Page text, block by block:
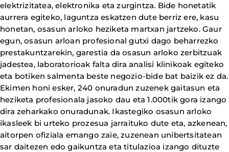
elektrizitatea, elektronika eta zurgintza. Bide honetatik
aurrera egiteko, laguntza eskatzen dute berriz ere, kasu
honetan, osasun arloko heziketa martxan jartzeko. Gaur
egun, osasun arloan profesional gutxi dago beharrezko
prestakuntzarekin, garestia da osasun arloko zerbitzuak
jadestea, laboratorioak falta dira analisi klinikoak egiteko
eta botiken salmenta beste negozio-bide bat baizik ez da.
Ekimen honi esker, 240 onuradun zuzenek gaitasun eta
heziketa profesionala jasoko dau eta 1.000tik gora izango
dira zeharkako onuradunak. Ikastegiko osasun arloko
ikasleek bi urteko prozesua jarraituko dute eta, azkenean,
aitorpen ofiziala emango zaie, zuzenean unibertsitatean
sar daitezen edo gaikuntza eta titulazioa izango dituzte